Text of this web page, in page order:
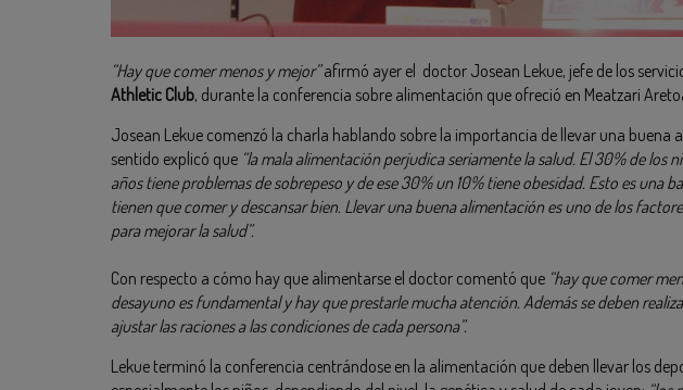
“Hay que comer menos y mejor”afirmó ayer el doctor Josean Lekue, jefe de los
Athletic Club, durante la conferencia sobre alimentación que ofreció en Meatzari
Josean Lekue comenzó la charla hablando sobre la importancia de llevar una buena
sentido explicó que “la mala alimentación perjudica seriamente la salud. El 30% de los
años tiene problemas de sobrepeso y de ese 30% un 10% tiene obesidad. Esto es una
tienen que comer y descansar bien. Llevar una buena alimentación es uno de los
para mejorar la salud”.
Con respecto a cómo hay que alimentarse el doctor comentó que “hay que comer
desayuno es fundamental y hay que prestarle mucha atención. Además se deben
ajustar las raciones a las condiciones de cada persona”.
Lekue terminó la conferencia centrándose en la alimentación que deben llevar los